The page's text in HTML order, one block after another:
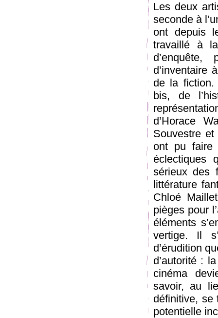
Les deux
seconde à
ont depuis
travaillé à
d’enquête,
d’inventaire
de la fiction.
bis, de
d’Horace
Souvestre
ont pu faire
éclectiques
sérieux des
littérature
Chloé
pièges pour
éléments
vertige. Il
d’érudition
d’autorité :
cinéma
savoir, au
définitive, se
potentielle